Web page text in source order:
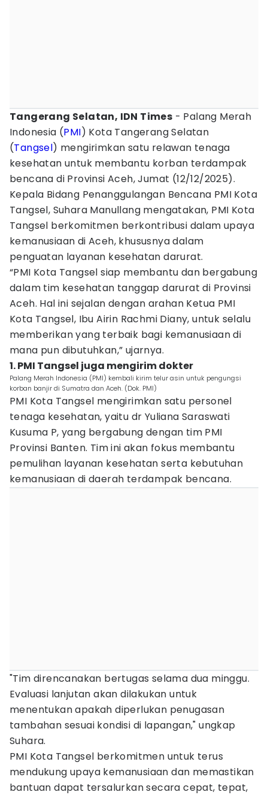
Tangerang Selatan, IDN Times - Palang Merah
Indonesia (PMI) Kota Tangerang Selatan
(Tangsel) mengirimkan satu relawan tenaga
kesehatan untuk membantu korban terdampak
bencana di Provinsi Aceh, Jumat (12/12/2025).
Kepala Bidang Penanggulangan Bencana PMI Kota
Tangsel, Suhara Manullang mengatakan, PMI Kota
Tangsel berkomitmen berkontribusi dalam upaya
kemanusiaan di Aceh, khususnya dalam
penguatan layanan kesehatan darurat.
“PMI Kota Tangsel siap membantu dan bergabung
dalam tim kesehatan tanggap darurat di Provinsi
Aceh. Hal ini sejalan dengan arahan Ketua PMI
Kota Tangsel, Ibu Airin Rachmi Diany, untuk selalu
memberikan yang terbaik bagi kemanusiaan di
mana pun dibutuhkan,” ujarnya.
1. PMI Tangsel juga mengirim dokter
Palang Merah Indonesia (PMI) kembali kirim telur asin untuk pengungsi
korban banjir di Sumatra dan Aceh. (Dok. PMI)
PMI Kota Tangsel mengirimkan satu personel
tenaga kesehatan, yaitu dr Yuliana Saraswati
Kusuma P, yang bergabung dengan tim PMI
Provinsi Banten. Tim ini akan fokus membantu
pemulihan layanan kesehatan serta kebutuhan
kemanusiaan di daerah terdampak bencana.
"Tim direncanakan bertugas selama dua minggu.
Evaluasi lanjutan akan dilakukan untuk
menentukan apakah diperlukan penugasan
tambahan sesuai kondisi di lapangan," ungkap
Suhara.
PMI Kota Tangsel berkomitmen untuk terus
mendukung upaya kemanusiaan dan memastikan
bantuan dapat tersalurkan secara cepat, tepat,